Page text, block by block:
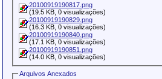
20100919190817.png
(19.5 KB, 0 visualizações)
20100919190829.png
(16.3 KB, 0 visualizações)
20100919190840.png
(17.1 KB, 0 visualizações)
20100919190851.png
(14.0 KB, 0 visualizações)
Arquivos Anexados